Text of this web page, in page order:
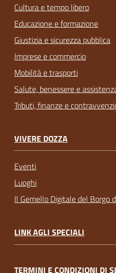
Cultura e tempo libero
Educazione e formazione
Giustizia e sicurezza pubblica
Imprese e commercio
Mobilità e trasporti
Salute, benessere e
Tributi, finanze e
VIVERE DOZZA
Eventi
Luoghi
Il Gemello Digitale del Borgo
LINK AGLI SPECIALI
TERMINI E CONDIZIONI DI